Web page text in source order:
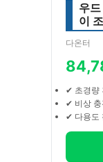
우
이
다온터
✔ 초경량
✔ 비상 충
✔ 다용도